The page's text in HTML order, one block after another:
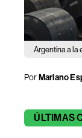
Argentina a la
PorMariano
ÚLTIMAS